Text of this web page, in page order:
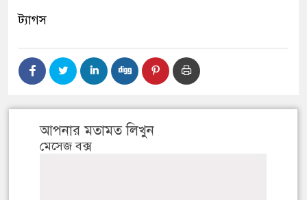
ট্যাগস
আপনার মতামত লিখুন
মেসেজ বক্স